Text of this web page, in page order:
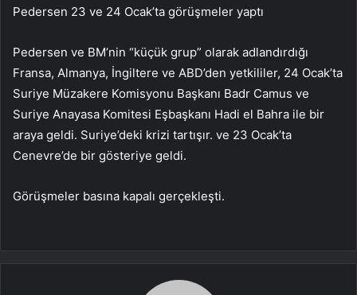
Pedersen 23 ve 24 Ocak’ta görüşmeler yaptı
Pedersen ve BM’nin “küçük grup” olarak adlandırdığı
Fransa, Almanya, İngiltere ve ABD’den yetkililer, 24 Ocak’ta
Suriye Müzakere Komisyonu Başkanı Badr Camus ve
Suriye Anayasa Komitesi Eşbaşkanı Hadi el Bahra ile bir
araya geldi. Suriye’deki krizi tartışır. ve 23 Ocak’ta
Cenevre’de bir gösteriye geldi.
Görüşmeler basına kapalı gerçekleşti.